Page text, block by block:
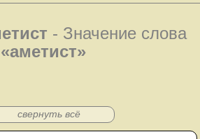
- Значение слова
«аметист»
свернуть всё